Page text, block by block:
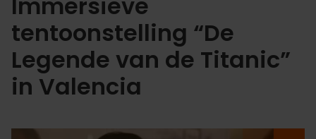
tentoonstelling “De
Legende van de Titanic”
in Valencia